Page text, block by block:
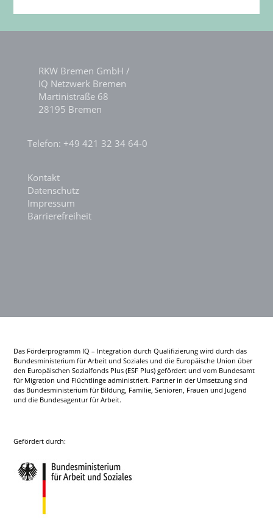
RKW Bremen GmbH /
IQ Netzwerk Bremen
Martinistraße 68
28195 Bremen
Telefon: +49 421 32 34 64-0
Kontakt
Datenschutz
Impressum
Barrierefreiheit
Das Förderprogramm IQ – Integration durch Qualifizierung wird durch das
Bundesministerium für Arbeit und Soziales und die Europäische Union über
den Europäischen Sozialfonds Plus (ESF Plus) gefördert und vom Bundesamt
für Migration und Flüchtlinge administriert. Partner in der Umsetzung sind
das Bundesministerium für Bildung, Familie, Senioren, Frauen und Jugend
und die Bundesagentur für Arbeit.
Gefördert durch: